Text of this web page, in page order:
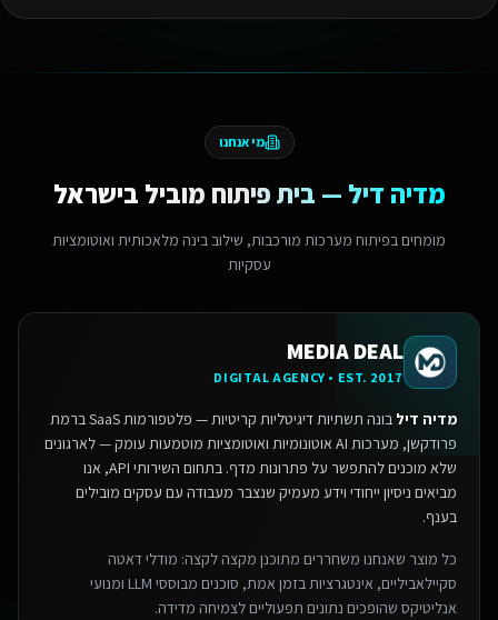
מי אנחנו
מדיה דיל — בית פיתוח מוביל בישראל
מומחים בפיתוח מערכות מורכבות, שילוב בינה מלאכותית ואוטומציות
עסקיות
MEDIA DEAL
DIGITAL AGENCY • EST. 2017
מדיה דיל
בונה תשתיות דיגיטליות קריטיות — פלטפורמות SaaS ברמת
פרודקשן, מערכות AI אוטונומיות ואוטומציות מוטמעות עומק — לארגונים
שלא מוכנים להתפשר על פתרונות מדף.
בתחום השירותי API, אנו
מביאים ניסיון ייחודי וידע מעמיק שנצבר מעבודה עם עסקים מובילים
בענף.
כל מוצר שאנחנו משחררים מתוכנן מקצה לקצה: מודלי דאטה
סקיילאביליים, אינטגרציות בזמן אמת, סוכנים מבוססי LLM ומנועי
אנליטיקס שהופכים נתונים תפעוליים לצמיחה מדידה.